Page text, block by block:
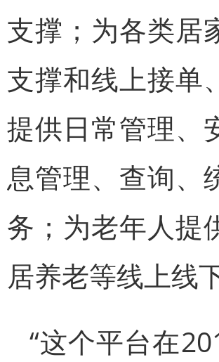
支撑；为各类居
支撑和线上接单
提供日常管理、
息管理、查询、
务；为老年人提
居养老等线上线
“这个平台在